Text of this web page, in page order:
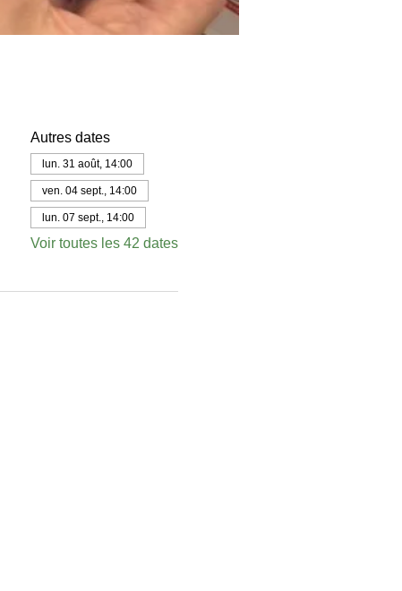
Autres dates
lun. 31 août, 14:00
ven. 04 sept., 14:00
lun. 07 sept., 14:00
Voir toutes les 42 dates